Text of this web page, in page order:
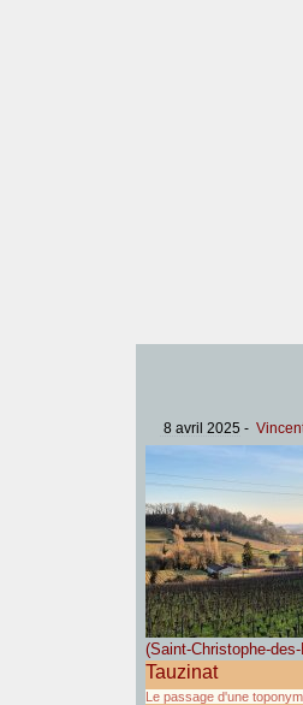
8 avril 2025 -
(Saint-Christophe-
Tauzinat
Le passage d'une